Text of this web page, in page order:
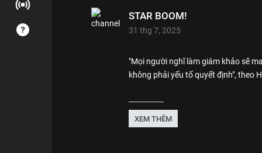
STAR BOOM!
31 thg 7, 2025
"Mọi người nghĩ làm giám khảo sẽ
không phải yếu tố quyết định", theo
---------------
Rất mong được bạn ủng hộ. Hãy
------------------
XEM THÊM